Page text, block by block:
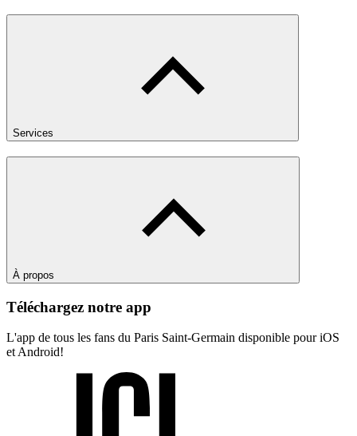
Services
À propos
Téléchargez notre app
L'app de tous les fans du Paris Saint-Germain disponible pour iOS
et Android!